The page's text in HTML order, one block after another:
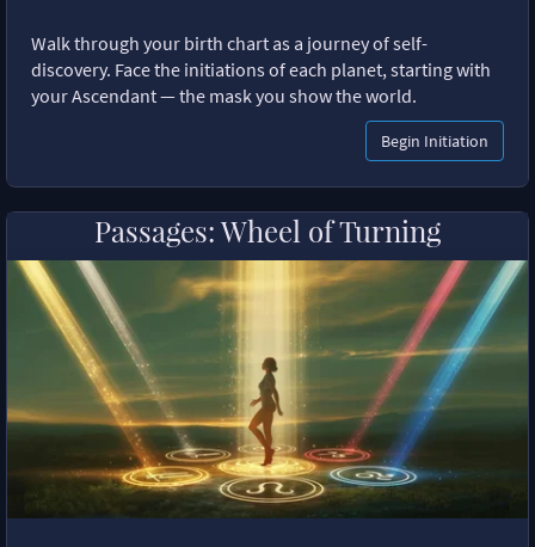
Walk through your birth chart as a journey of self-
discovery. Face the initiations of each planet, starting with
your Ascendant — the mask you show the world.
Begin Initiation
Passages: Wheel of Turning